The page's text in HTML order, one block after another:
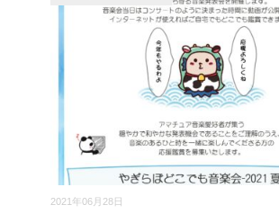
2021年06月28日